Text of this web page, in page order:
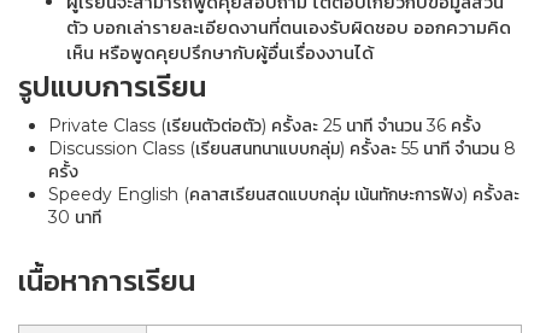
ตัว บอกเล่ารายละเอียดงานที่ตนเองรับผิดชอบ ออกความคิด
เห็น หรือพูดคุยปรึกษากับผู้อื่นเรื่องงานได้
รูปแบบการเรียน
Private Class (เรียนตัวต่อตัว) ครั้งละ 25 นาที จำนวน 36 ครั้ง
Discussion Class (เรียนสนทนาแบบกลุ่ม) ครั้งละ 55 นาที จำนวน 8
ครั้ง
Speedy English (คลาสเรียนสดแบบกลุ่ม เน้นทักษะการฟัง) ครั้งละ
30 นาที
เนื้อหาการเรียน